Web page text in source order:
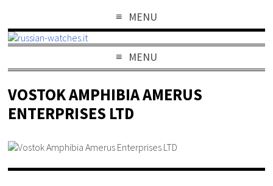
MENU
MENU
VOSTOK AMPHIBIA AMERUS
ENTERPRISES LTD